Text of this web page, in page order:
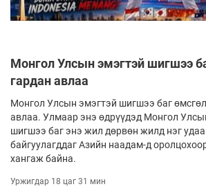
Монгол Улсын эмэгтэй шигшээ
гардан авлаа
Монгол Улсын эмэгтэй шигшээ баг
авлаа. Улмаар энэ өдрүүдэд Монгол
шигшээ баг энэ жил дөрвөн жилд нэг удаа
байгуулагддаг Азийн наадам-д
хангаж байна.
Уржигдар 18 цаг 31 мин